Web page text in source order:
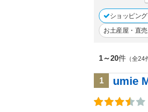
ショッピン
お土産屋・直
1～20件 （全24
1 umie